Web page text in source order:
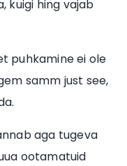
kuigi hing vajab
puhkamine ei ole
samm just see,
aga tugeva
ootamatuid